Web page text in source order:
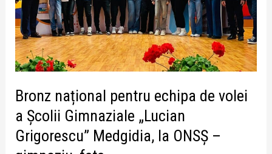
Bronz național pentru echipa de volei
a Școlii Gimnaziale „Lucian
Grigorescu” Medgidia, la ONSȘ –
Școlii
Gimnaziale
„Lucian
Grigorescu”
Medgidia,
ONSȘ
gimnaziu,
fete